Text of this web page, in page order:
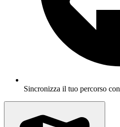
Sincronizza il tuo percorso con